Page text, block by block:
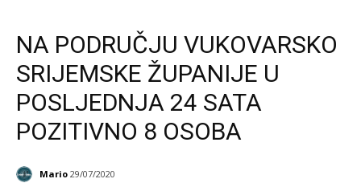
NA PODRUČJU VUKOVARSKO
SRIJEMSKE ŽUPANIJE U
POSLJEDNJA 24 SATA
POZITIVNO 8 OSOBA
Mario 29/07/2020